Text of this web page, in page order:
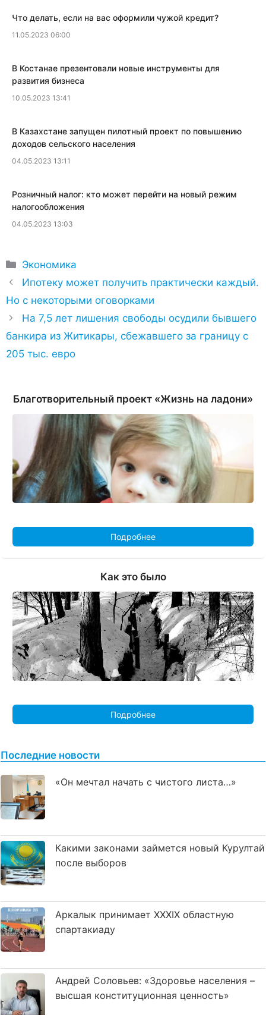
Что делать, если на вас оформили чужой кредит?
11.05.2023 06:00
​В Костанае презентовали новые инструменты для
развития бизнеса
10.05.2023 13:41
В Казахстане запущен пилотный проект по повышению
доходов сельского населения
04.05.2023 13:11
​Розничный налог: кто может перейти на новый режим
налогообложения
04.05.2023 13:03
Рубрики
Экономика
Ипотеку может получить практически каждый.
Но с некоторыми оговорками
На 7,5 лет лишения свободы осудили бывшего
банкира из Житикары, сбежавшего за границу с
205 тыс. евро
Благотворительный проект «Жизнь на ладони»
Подробнее
Как это было
Подробнее
Последние новости
«Он мечтал начать с чистого листа…»
Какими законами займется новый Курултай
после выборов
Аркалык принимает XXXIX областную
спартакиаду
Андрей Соловьев: «Здоровье населения –
высшая конституционная ценность»